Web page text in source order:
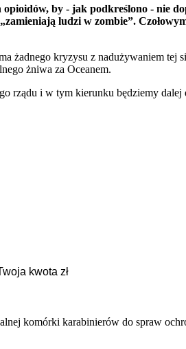
by - jak podkreślono - nie
ludzi w zombie”.
żadnego kryzysu z nadużywaniem tej
żniwa za Oceanem.
i w tym kierunku będziemy dalej
komórki karabinierów do spraw